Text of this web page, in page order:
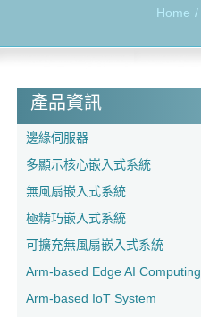
Home
產品資訊
邊緣伺服器
多顯示核心嵌入式系統
無風扇嵌入式系統
極精巧嵌入式系統
可擴充無風扇嵌入式系統
Arm-based Edge AI Computing
Arm-based IoT System